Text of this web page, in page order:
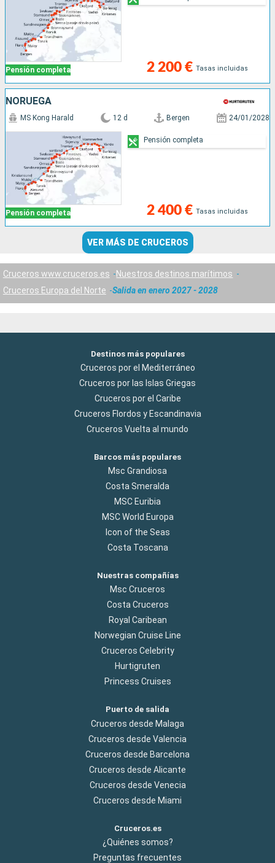
Pensión completa 2 200 € Tasas incluidas
NORUEGA
Pensión completa
MS Kong Harald 12 d Bergen 24/01/2028
2 400 € Tasas incluidas
Pensión completa
VER MÁS DE CRUCEROS
Cruceros www.cruceros.es
Nuestros destinos marítimos
Cruceros Europa del Norte
Salida en enero 2027 - 2028
Destinos más populares
Cruceros por el Mediterráneo
Cruceros por las Islas Griegas
Cruceros por el Caribe
Cruceros Flordos y Escandinavia
Cruceros Vuelta al mundo
Barcos más populares
Msc Grandiosa
Costa Smeralda
MSC Euribia
MSC World Europa
Icon of the Seas
Costa Toscana
Nuestras compañías
Msc Cruceros
Costa Cruceros
Royal Caribean
Norwegian Cruise Line
Cruceros Celebrity
Hurtigruten
Princess Cruises
Puerto de salida
Cruceros desde Malaga
Cruceros desde Valencia
Cruceros desde Barcelona
Cruceros desde Alicante
Cruceros desde Venecia
Cruceros desde Miami
Cruceros.es
¿Quiénes somos?
Preguntas frecuentes